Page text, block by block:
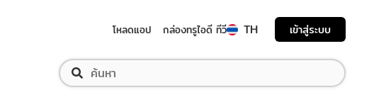
โหลดแอป กล่องทรูไอดี ทีวี TH เข้าสู่ระบบ